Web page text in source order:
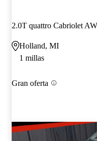
2.0T quattro Cabriolet
Holland, MI
1 millas
Gran oferta